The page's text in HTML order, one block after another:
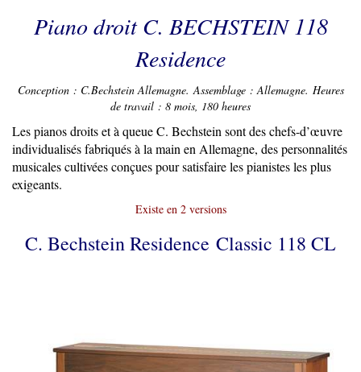
Piano droit C. BECHSTEIN 118
Residence
Conception : C.Bechstein Allemagne. Assemblage : Allemagne. Heures
de travail : 8 mois, 180 heures
Les pianos droits et à queue C. Bechstein sont des chefs-d’œuvre
individualisés fabriqués à la main en Allemagne, des personnalités
musicales cultivées conçues pour satisfaire les pianistes les plus
exigeants.
Existe en 2 versions
C. Bechstein Residence Classic 118 CL